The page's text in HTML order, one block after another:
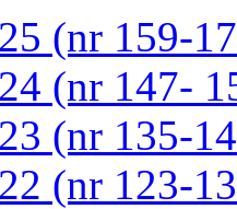
(nr 159-
(nr 147-
(nr 135-
(nr 123-